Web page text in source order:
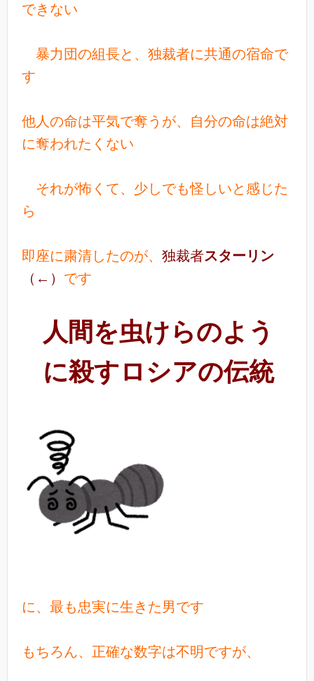
できない
暴力団の組長と、独裁者に共通の宿命で
す
他人の命は平気で奪うが、自分の命は絶対
に奪われたくない
それが怖くて、少しでも怪しいと感じた
ら
即座に粛清したのが、 独裁者スターリン
（←） です
人間を虫けらのよう
に殺すロシアの伝統
に、最も忠実に生きた男です
もちろん、正確な数字は不明ですが、